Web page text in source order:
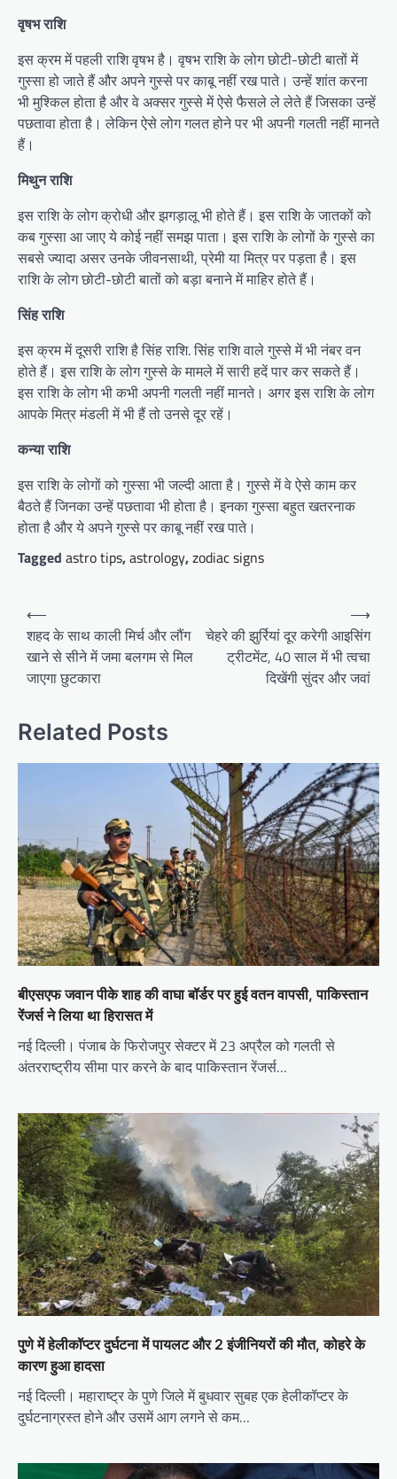
वृषभ राशि
इस क्रम में पहली राशि वृषभ है। वृषभ राशि के लोग छोटी-छोटी बातों में
गुस्सा हो जाते हैं और अपने गुस्से पर काबू नहीं रख पाते। उन्हें शांत करना
भी मुश्किल होता है और वे अक्सर गुस्से में ऐसे फैसले ले लेते हैं जिसका उन्हें
पछतावा होता है। लेकिन ऐसे लोग गलत होने पर भी अपनी गलती नहीं मानते
हैं।
मिथुन राशि
इस राशि के लोग क्रोधी और झगड़ालू भी होते हैं। इस राशि के जातकों को
कब गुस्सा आ जाए ये कोई नहीं समझ पाता। इस राशि के लोगों के गुस्से का
सबसे ज्यादा असर उनके जीवनसाथी, प्रेमी या मित्र पर पड़ता है। इस
राशि के लोग छोटी-छोटी बातों को बड़ा बनाने में माहिर होते हैं।
सिंह राशि
इस क्रम में दूसरी राशि है सिंह राशि. सिंह राशि वाले गुस्से में भी नंबर वन
होते हैं। इस राशि के लोग गुस्से के मामले में सारी हदें पार कर सकते हैं।
इस राशि के लोग भी कभी अपनी गलती नहीं मानते। अगर इस राशि के लोग
आपके मित्र मंडली में भी हैं तो उनसे दूर रहें।
कन्या राशि
इस राशि के लोगों को गुस्सा भी जल्दी आता है। गुस्से में वे ऐसे काम कर
बैठते हैं जिनका उन्हें पछतावा भी होता है। इनका गुस्सा बहुत खतरनाक
होता है और ये अपने गुस्से पर काबू नहीं रख पाते।
Tagged astro tips,astrology,zodiac signs
Post
navigation
⟵
शहद के साथ काली मिर्च और लौंग
खाने से सीने में जमा बलगम से मिल
जाएगा छुटकारा
चेहरे की झुर्रियां दूर करेगी आइसिंग
ट्रीटमेंट, 40 साल में भी त्वचा
दिखेंगी सुंदर और जवां
⟶
Related Posts
बीएसएफ जवान पीके शाह की वाघा बॉर्डर पर हुई वतन वापसी, पाकिस्तान
रेंजर्स ने लिया था हिरासत में
नई दिल्ली। पंजाब के फिरोजपुर सेक्टर में 23 अप्रैल को गलती से
अंतरराष्ट्रीय सीमा पार करने के बाद पाकिस्तान रेंजर्स…
पुणे में हेलीकॉप्टर दुर्घटना में पायलट और 2 इंजीनियरों की मौत, कोहरे के
कारण हुआ हादसा
नई दिल्ली। महाराष्ट्र के पुणे जिले में बुधवार सुबह एक हेलीकॉप्टर के
दुर्घटनाग्रस्त होने और उसमें आग लगने से कम…